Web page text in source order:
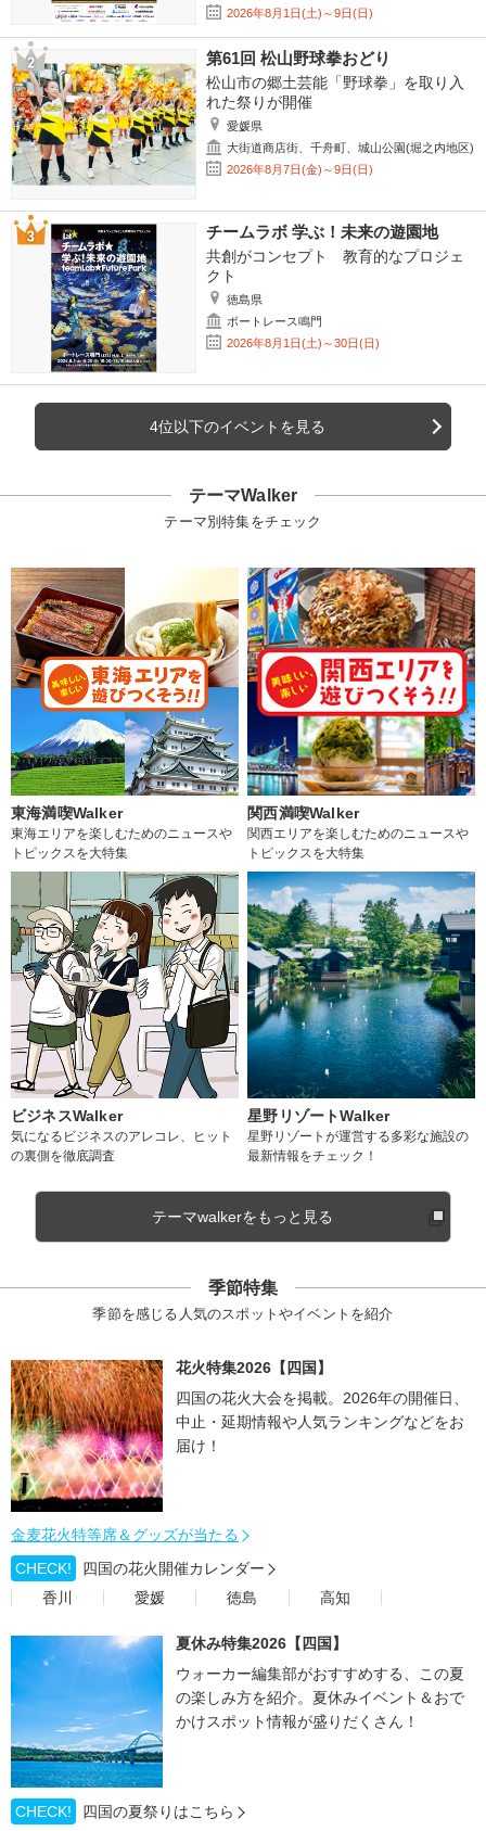
2026年8月1日(土)～9日(日)
第61回 松山野球拳おどり
松山市の郷土芸能「野球拳」を取り入
れた祭りが開催
愛媛県
大街道商店街、千舟町、城山公園(堀之内地区)
2026年8月7日(金)～9日(日)
チームラボ 学ぶ！未来の遊園地
共創がコンセプト 教育的なプロジェ
クト
徳島県
ボートレース鳴門
2026年8月1日(土)～30日(日)
4位以下のイベントを見る
テーマWalker
テーマ別特集をチェック
東海満喫Walker
東海エリアを楽しむためのニュースや
トピックスを大特集
関西満喫Walker
関西エリアを楽しむためのニュースや
トピックスを大特集
ビジネスWalker
気になるビジネスのアレコレ、ヒット
の裏側を徹底調査
星野リゾートWalker
星野リゾートが運営する多彩な施設の
最新情報をチェック！
テーマwalkerをもっと見る
季節特集
季節を感じる人気のスポットやイベントを紹介
花火特集2026【四国】
四国の花火大会を掲載。2026年の開催日、
中止・延期情報や人気ランキングなどをお
届け！
金麦花火特等席＆グッズが当たる
CHECK!
四国の花火開催カレンダー
香川
愛媛 徳島 高知
夏休み特集2026【四国】
ウォーカー編集部がおすすめする、この夏
の楽しみ方を紹介。夏休みイベント＆おで
かけスポット情報が盛りだくさん！
CHECK!
四国の夏祭りはこちら